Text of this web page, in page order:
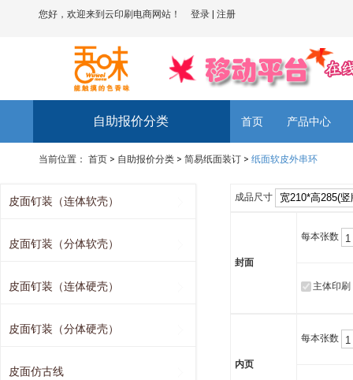
您好，欢迎来到云印刷电商网站！ 登录 注册
自助报价分类 首页 产品中心
当前位置： 首页 > 自助报价分类 > 简易纸面装订 > 纸面软皮外串环
皮面钉装（连体软壳）
皮面钉装（分体软壳）
皮面钉装（连体硬壳）
皮面钉装（分体硬壳）
皮面仿古线
成品尺寸
封面
每本张数
主体印刷
内页
每本张数